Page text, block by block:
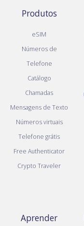
Produtos
eSIM
Números de
Telefone
Catálogo
Chamadas
Mensagens de Texto
Números virtuais
Telefone grátis
Free Authenticator
Crypto Traveler
Aprender